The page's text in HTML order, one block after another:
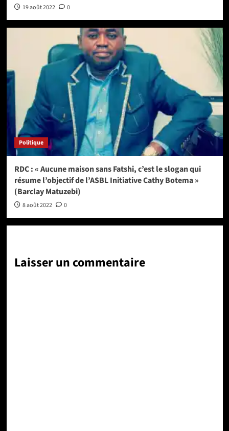
19 août 2022 0
Politique
RDC : « Aucune maison sans Fatshi, c’est le slogan qui
résume l’objectif de l’ASBL Initiative Cathy Botema »
(Barclay Matuzebi)
8 août 2022 0
Laisser un commentaire